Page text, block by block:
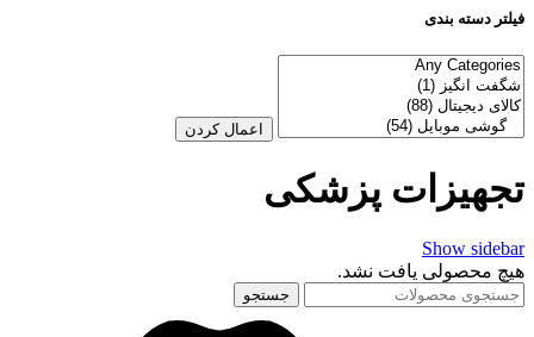
فیلتر دسته بندی
اعمال کردن
تجهیزات پزشکی
Show sidebar
هیچ محصولی یافت نشد.
جستجو